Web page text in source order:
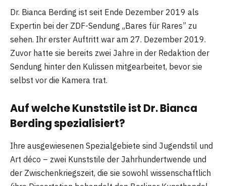
Dr. Bianca Berding ist seit Ende Dezember 2019 als
Expertin bei der ZDF-Sendung „Bares für Rares” zu
sehen. Ihr erster Auftritt war am 27. Dezember 2019.
Zuvor hatte sie bereits zwei Jahre in der Redaktion der
Sendung hinter den Kulissen mitgearbeitet, bevor sie
selbst vor die Kamera trat.
Auf welche Kunststile ist Dr. Bianca
Berding spezialisiert?
Ihre ausgewiesenen Spezialgebiete sind Jugendstil und
Art déco – zwei Kunststile der Jahrhundertwende und
der Zwischenkriegszeit, die sie sowohl wissenschaftlich